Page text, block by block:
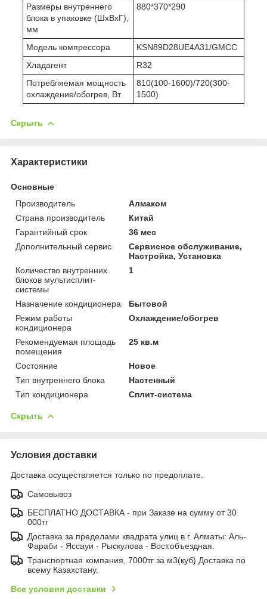
Размеры внутреннего
блока в упаковке (ШхВхГ),
мм
880*370*290
Модель компрессора
KSN89D28UE4A31/GMCC
Хладагент
R32
Потребляемая мощность
охлаждение/обогрев, Вт
810(100-1600)/720(300-
1500)
Скрыть
Характеристики
Основные
Производитель
Алмаком
Страна производитель
Китай
Гарантийный срок
36 мес
Дополнительный сервис
Сервисное обслуживание,
Настройка, Установка
Количество внутренних
блоков мультисплит-
системы
1
Назначение кондиционера
Бытовой
Режим работы
кондиционера
Охлаждение/обогрев
Рекомендуемая площадь
помещения
25 кв.м
Состояние
Новое
Тип внутреннего блока
Настенный
Тип кондиционера
Сплит-система
Скрыть
Условия доставки
Доставка осуществляется только по предоплате.
Самовывоз
БЕСПЛАТНО ДОСТАВКА - при Заказе на сумму от 30
000тг
Доставка за пределами квадрата улиц в г. Алматы: Аль-
Фараби - Яссауи - Рыскулова - Вост.объездная.
Транспортная компания, 7000тг за м3(куб) Доставка по
всему Казахстану.
Все условия доставки